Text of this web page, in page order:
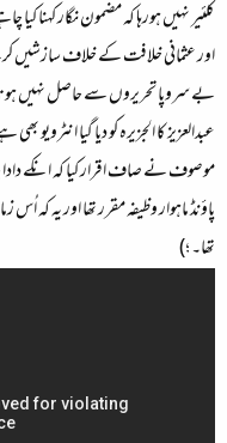
کلئیر نہیں ہورہا کہ مضمون نگار کہنا
اور عثمانی خلافت کے خلاف
بے سروپا تحریروں سے حاصل نہیں
عبدالعزیز کا الجزیرہ کو دیا گیا
پاؤنڈ ماہوار وظیفہ مقرر تھا اور یہ کہ
تھا۔ ؛)